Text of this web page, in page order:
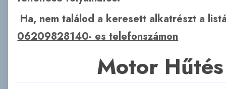
Ha, nem találod a keresett alkatrészt a
06209828140- es telefonszámon
Motor Hűtés